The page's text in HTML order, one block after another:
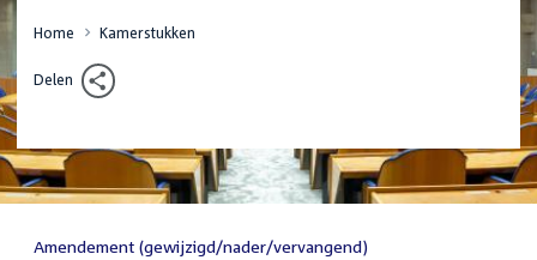
Home Kamerstukken
Delen
Amendement (gewijzigd/nader/vervangend)